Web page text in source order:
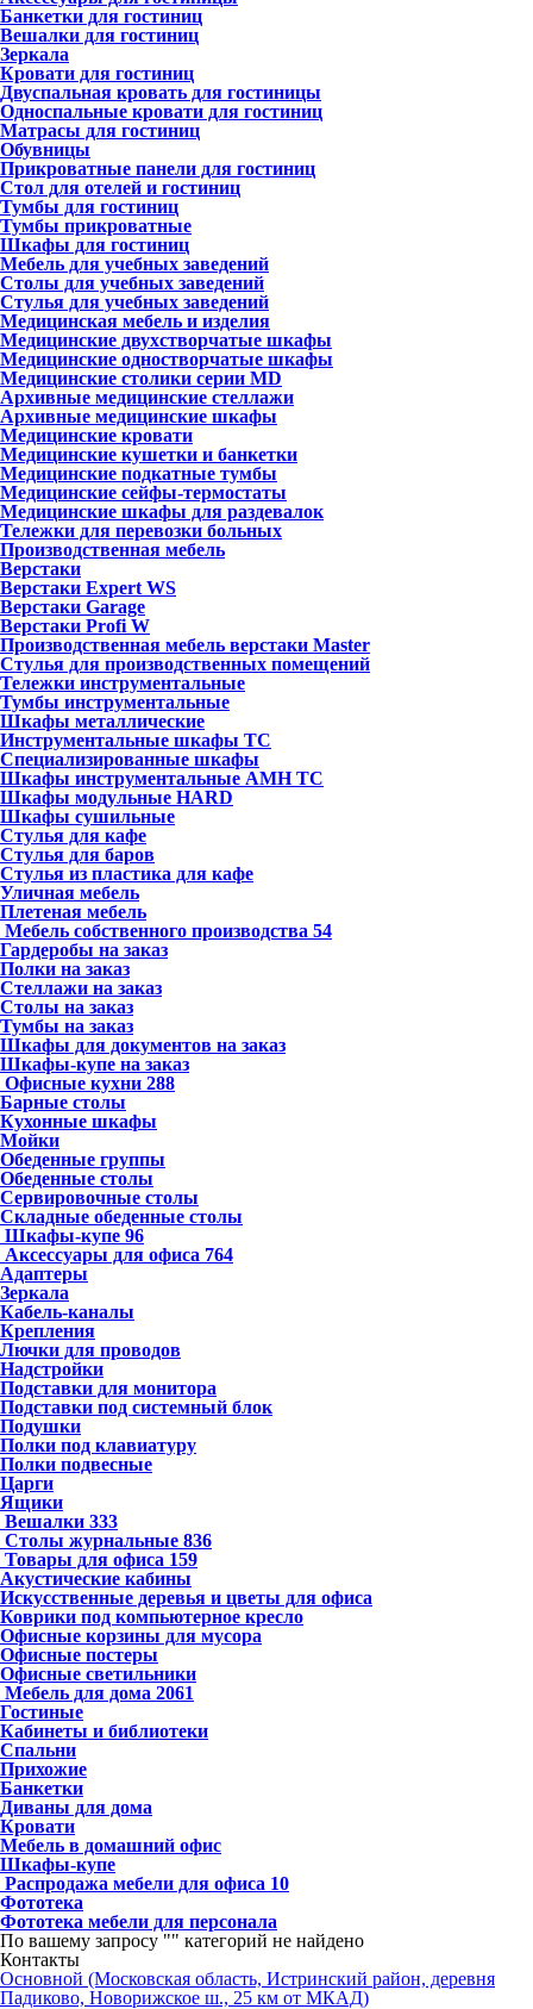
Банкетки для гостиниц
Вешалки для гостиниц
Зеркала
Кровати для гостиниц
Двуспальная кровать для гостиницы
Односпальные кровати для гостиниц
Матрасы для гостиниц
Обувницы
Прикроватные панели для гостиниц
Стол для отелей и гостиниц
Тумбы для гостиниц
Тумбы прикроватные
Шкафы для гостиниц
Мебель для учебных заведений
Столы для учебных заведений
Стулья для учебных заведений
Медицинская мебель и изделия
Медицинские двухстворчатые шкафы
Медицинские одностворчатые шкафы
Медицинские столики серии MD
Архивные медицинские стеллажи
Архивные медицинские шкафы
Медицинские кровати
Медицинские кушетки и банкетки
Медицинские подкатные тумбы
Медицинские сейфы-термостаты
Медицинские шкафы для раздевалок
Тележки для перевозки больных
Производственная мебель
Верстаки
Верстаки Expert WS
Верстаки Garage
Верстаки Profi W
Производственная мебель верстаки Master
Стулья для производственных помещений
Тележки инструментальные
Тумбы инструментальные
Шкафы металлические
Инструментальные шкафы ТС
Специализированные шкафы
Шкафы инструментальные АМН ТС
Шкафы модульные HARD
Шкафы сушильные
Стулья для кафе
Стулья для баров
Стулья из пластика для кафе
Уличная мебель
Плетеная мебель
Мебель собственного производства 54
Гардеробы на заказ
Полки на заказ
Стеллажи на заказ
Столы на заказ
Тумбы на заказ
Шкафы для документов на заказ
Шкафы-купе на заказ
Офисные кухни 288
Барные столы
Кухонные шкафы
Мойки
Обеденные группы
Обеденные столы
Сервировочные столы
Складные обеденные столы
Шкафы-купе 96
Аксессуары для офиса 764
Адаптеры
Зеркала
Кабель-каналы
Крепления
Лючки для проводов
Надстройки
Подставки для монитора
Подставки под системный блок
Подушки
Полки под клавиатуру
Полки подвесные
Царги
Ящики
Вешалки 333
Столы журнальные 836
Товары для офиса 159
Акустические кабины
Искусственные деревья и цветы для офиса
Коврики под компьютерное кресло
Офисные корзины для мусора
Офисные постеры
Офисные светильники
Мебель для дома 2061
Гостиные
Кабинеты и библиотеки
Спальни
Прихожие
Банкетки
Диваны для дома
Кровати
Мебель в домашний офис
Шкафы-купе
Распродажа мебели для офиса 10
Фототека
Фототека мебели для персонала
По вашему запросу "" категорий не найдено
Контакты
Основной (Московская область, Истринский район, деревня
Падиково, Новорижское ш., 25 км от МКАД)